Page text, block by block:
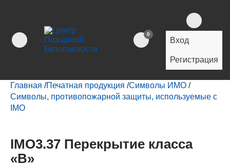
0
Вход
Регистрация
Главная /Печатная продукция /Символы ИМО /
Символы, противопожарной защиты, используемые с
IMO
IMO3.37 Перекрытие класса
«В»